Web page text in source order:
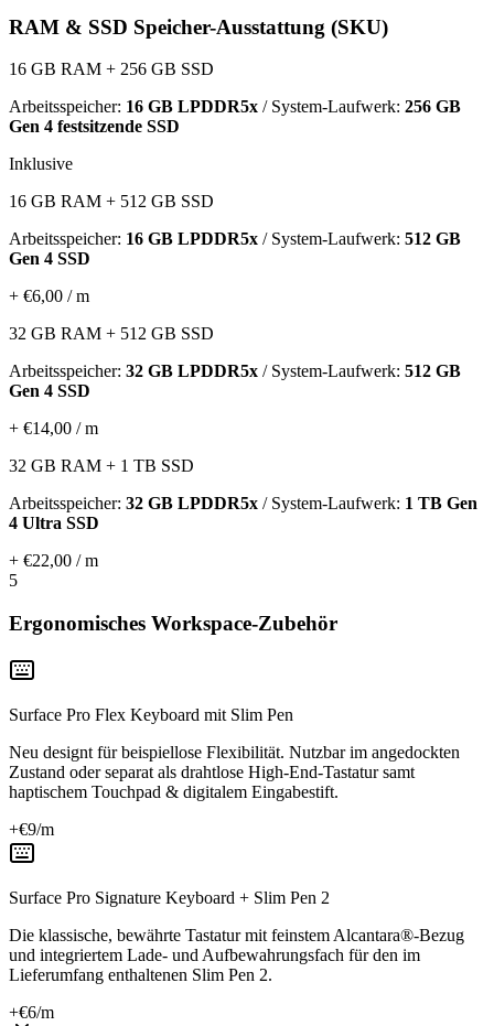
RAM & SSD Speicher-Ausstattung (SKU)
16 GB RAM + 256 GB SSD
Arbeitsspeicher: 16 GB LPDDR5x / System-Laufwerk: 256 GB
Gen 4 festsitzende SSD
Inklusive
16 GB RAM + 512 GB SSD
Arbeitsspeicher: 16 GB LPDDR5x / System-Laufwerk: 512 GB
Gen 4 SSD
+ €6,00 / m
32 GB RAM + 512 GB SSD
Arbeitsspeicher: 32 GB LPDDR5x / System-Laufwerk: 512 GB
Gen 4 SSD
+ €14,00 / m
32 GB RAM + 1 TB SSD
Arbeitsspeicher: 32 GB LPDDR5x / System-Laufwerk: 1 TB Gen
4 Ultra SSD
+ €22,00 / m
5
Ergonomisches Workspace-Zubehör
Surface Pro Flex Keyboard mit Slim Pen
Neu designt für beispiellose Flexibilität. Nutzbar im angedockten
Zustand oder separat als drahtlose High-End-Tastatur samt
haptischem Touchpad & digitalem Eingabestift.
+€9/m
Surface Pro Signature Keyboard + Slim Pen 2
Die klassische, bewährte Tastatur mit feinstem Alcantara®-Bezug
und integriertem Lade- und Aufbewahrungsfach für den im
Lieferumfang enthaltenen Slim Pen 2.
+€6/m